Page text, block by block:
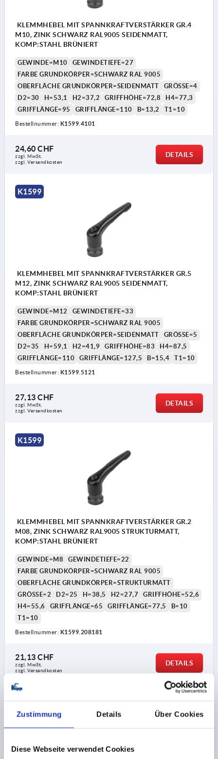
Zustimmung Details Über Cookies
Diese Webseite verwendet Cookies
KLEMMHEBEL MIT SPANNKRAFTVERSTÄRKER GR.4
M10, ZINK SCHWARZ RAL9005 SEIDENMATT,
KOMP:STAHL BRÜNIERT
GEWINDE=M10
GEWINDETIEFE=27
FARBE GRUNDKÖRPER=SCHWARZ RAL 9005
OBERFLÄCHE GRUNDKÖRPER=SEIDENMATT
GRÖSSE=4
D2=30
H=53,1 H2=37,2 GRIFFHÖHE=72,8
H4=77,3
GRIFFLÄNGE=95
GRIFFLÄNGE=110 B=13,2 T1=10
Bestellnummer: K1599.4101
24,60 CHF
zzgl. MwSt.
zzgl. Versandkosten
DETAILS
K1599
KLEMMHEBEL MIT SPANNKRAFTVERSTÄRKER GR.5
M12, ZINK SCHWARZ RAL9005 SEIDENMATT,
KOMP:STAHL BRÜNIERT
GEWINDE=M12
GEWINDETIEFE=33
FARBE GRUNDKÖRPER=SCHWARZ RAL 9005
OBERFLÄCHE GRUNDKÖRPER=SEIDENMATT
GRÖSSE=5
D2=35
H=59,1 H2=41,9 GRIFFHÖHE=83
H4=87,5
GRIFFLÄNGE=110
GRIFFLÄNGE=127,5 B=15,4 T1=10
Bestellnummer: K1599.5121
27,13 CHF
zzgl. MwSt.
zzgl. Versandkosten
DETAILS
K1599
KLEMMHEBEL MIT SPANNKRAFTVERSTÄRKER GR.2
M08, ZINK SCHWARZ RAL9005 STRUKTURMATT,
KOMP:STAHL BRÜNIERT
GEWINDE=M8
GEWINDETIEFE=22
FARBE GRUNDKÖRPER=SCHWARZ RAL 9005
OBERFLÄCHE GRUNDKÖRPER=STRUKTURMATT
GRÖSSE=2
D2=25 H=38,5 H2=27,7
GRIFFHÖHE=52,6
H4=55,6
GRIFFLÄNGE=65 GRIFFLÄNGE=77,5
B=10
T1=10
Bestellnummer: K1599.208181
21,13 CHF
zzgl. MwSt.
zzgl. Versandkosten
DETAILS